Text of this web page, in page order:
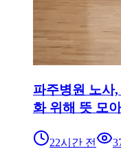
파주병원 노사
화 위해 뜻 모아
22시간 전